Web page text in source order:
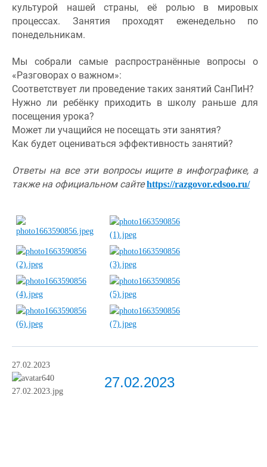
культурой нашей страны, её ролью в мировых
процессах. Занятия проходят еженедельно по
понедельникам.
Мы собрали самые распространённые вопросы о
«Разговорах о важном»:
Соответствует ли проведение таких занятий СанПиН?
Нужно ли ребёнку приходить в школу раньше для
посещения урока?
Может ли учащийся не посещать эти занятия?
Как будет оцениваться эффективность занятий?
Ответы на все эти вопросы ищите в инфографике, а
также на официальном сайте https://razgovor.edsoo.ru/
27.02.2023
27.02.2023